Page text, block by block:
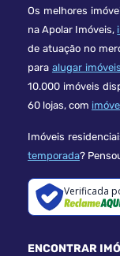
Os melhores
na Apolar Imóveis,
de atuação no
para alugar imóveis
10.000 imóveis
60 lojas, com
Imóveis
temporada?
Verificada
ENCONTRAR